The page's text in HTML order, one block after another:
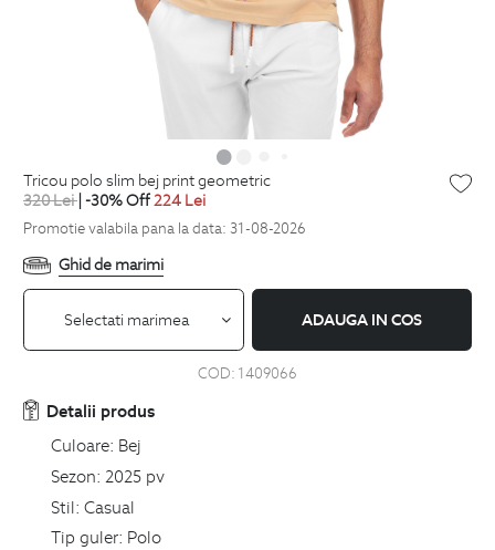
tricou polo slim bej print geometric
320Lei| -30% Off224 Lei
Promotie valabila pana la data: 31-08-2026
Ghid de marimi
Selectati marimea ADAUGA IN COS
COD: 1409066
Detalii produs
Culoare: Bej
Sezon: 2025 pv
Stil: Casual
Tip guler: Polo